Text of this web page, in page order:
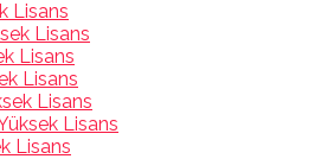
Lisans
Lisans
Lisans
Lisans
Lisans
Lisans
Lisans